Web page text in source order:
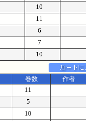
10
11
6
7
10
巻数 作者
11
5
10